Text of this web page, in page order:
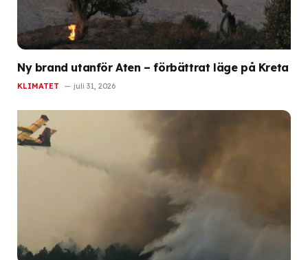
Ny brand utanför Aten – förbättrat läge på Kreta
KLIMATET juli 31, 2026